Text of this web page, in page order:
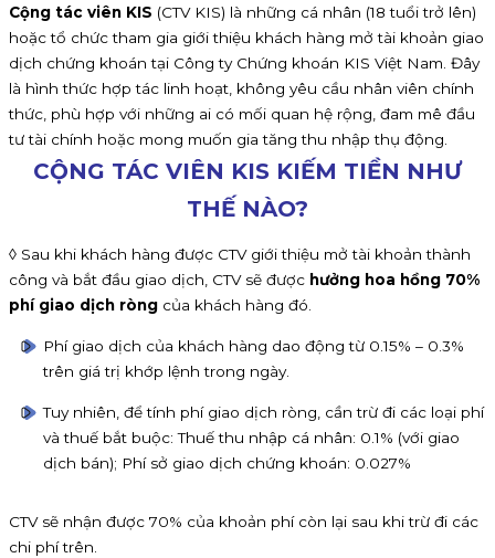
Cộng tác viên KIS (CTV KIS) là những cá nhân (18 tuổi trở lên)
hoặc tổ chức tham gia giới thiệu khách hàng mở tài khoản giao
dịch chứng khoán tại Công ty Chứng khoán KIS Việt Nam. Đây
là hình thức hợp tác linh hoạt, không yêu cầu nhân viên chính
thức, phù hợp với những ai có mối quan hệ rộng, đam mê đầu
tư tài chính hoặc mong muốn gia tăng thu nhập thụ động.
CỘNG TÁC VIÊN KIS KIẾM TIỀN NHƯ
THẾ NÀO?
◊ Sau khi khách hàng được CTV giới thiệu mở tài khoản thành
công và bắt đầu giao dịch, CTV sẽ được hưởng hoa hồng 70%
phí giao dịch ròng của khách hàng đó.
Phí giao dịch của khách hàng dao động từ 0.15% – 0.3%
trên giá trị khớp lệnh trong ngày.
Tuy nhiên, để tính phí giao dịch ròng, cần trừ đi các loại phí
và thuế bắt buộc: Thuế thu nhập cá nhân: 0.1% (với giao
dịch bán); Phí sở giao dịch chứng khoán: 0.027%
CTV sẽ nhận được 70% của khoản phí còn lại sau khi trừ đi các
chi phí trên.